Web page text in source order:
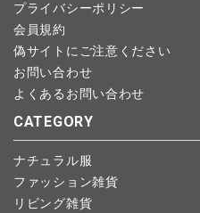
プライバシーポリシー
会員規約
偽サイトにご注意ください
お問い合わせ
よくあるお問い合わせ
CATEGORY
ナチュラル服
ファッション雑貨
リビング雑貨